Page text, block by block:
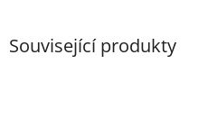
Související produkty